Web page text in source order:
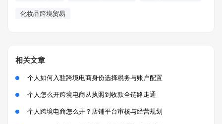
化妆品跨境贸易
相关文章
个人如何入驻跨境电商身份选择税务与账户配置
个人怎么开跨境电商从执照到收款全链路走通
个人跨境电商怎么开？店铺平台审核与经营规划